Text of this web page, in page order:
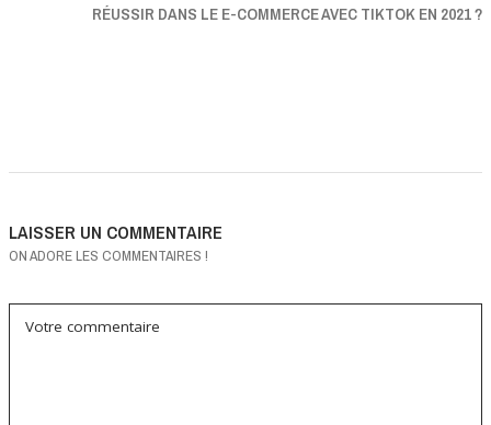
RÉUSSIR DANS LE E-COMMERCE AVEC TIKTOK EN 2021 ?
LAISSER UN COMMENTAIRE
ON ADORE LES COMMENTAIRES !
Votre commentaire